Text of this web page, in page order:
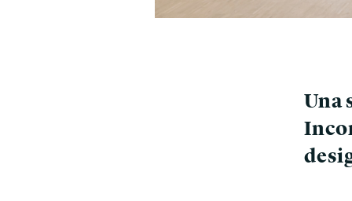
Una